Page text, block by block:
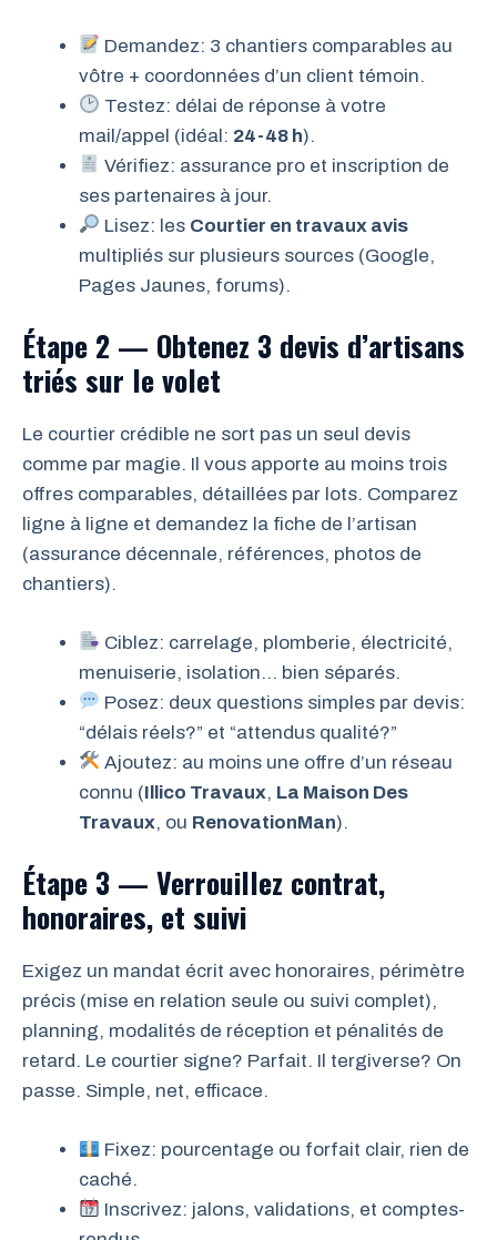
Demandez: 3 chantiers comparables au
vôtre + coordonnées d’un client témoin.
Testez: délai de réponse à votre
mail/appel (idéal: 24-48 h).
Vérifiez: assurance pro et inscription de
ses partenaires à jour.
Lisez: les Courtier en travaux avis
multipliés sur plusieurs sources (Google,
Pages Jaunes, forums).
Étape 2 — Obtenez 3 devis d’artisans
triés sur le volet
Le courtier crédible ne sort pas un seul devis
comme par magie. Il vous apporte au moins trois
offres comparables, détaillées par lots. Comparez
ligne à ligne et demandez la fiche de l’artisan
(assurance décennale, références, photos de
chantiers).
Ciblez: carrelage, plomberie, électricité,
menuiserie, isolation… bien séparés.
Posez: deux questions simples par devis:
“délais réels?” et “attendus qualité?”
Ajoutez: au moins une offre d’un réseau
connu (Illico Travaux, La Maison Des
Travaux, ou RenovationMan).
Étape 3 — Verrouillez contrat,
honoraires, et suivi
Exigez un mandat écrit avec honoraires, périmètre
précis (mise en relation seule ou suivi complet),
planning, modalités de réception et pénalités de
retard. Le courtier signe? Parfait. Il tergiverse? On
passe. Simple, net, efficace.
Fixez: pourcentage ou forfait clair, rien de
caché.
Inscrivez: jalons, validations, et comptes-